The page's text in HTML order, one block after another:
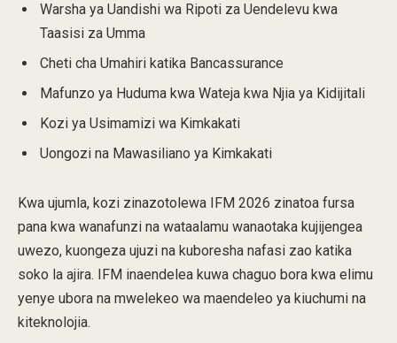
Warsha ya Uandishi wa Ripoti za Uendelevu kwa
Taasisi za Umma
Cheti cha Umahiri katika Bancassurance
Mafunzo ya Huduma kwa Wateja kwa Njia ya Kidijitali
Kozi ya Usimamizi wa Kimkakati
Uongozi na Mawasiliano ya Kimkakati
Kwa ujumla, kozi zinazotolewa IFM 2026 zinatoa fursa
pana kwa wanafunzi na wataalamu wanaotaka kujijengea
uwezo, kuongeza ujuzi na kuboresha nafasi zao katika
soko la ajira. IFM inaendelea kuwa chaguo bora kwa elimu
yenye ubora na mwelekeo wa maendeleo ya kiuchumi na
kiteknolojia.